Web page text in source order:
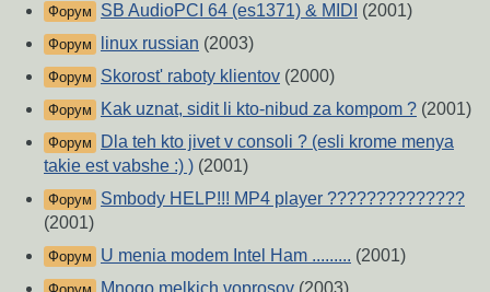
Форум SB AudioPCI 64 (es1371) & MIDI (2001)
Форум linux russian (2003)
Форум Skorost' raboty klientov (2000)
Форум Kak uznat, sidit li kto-nibud za kompom ? (2001)
Форум
Dla teh kto jivet v consoli ? (esli krome menya
takie est vabshe :) ) (2001)
Форум
Smbody HELP!!! MP4 player ??????????????
(2001)
Форум U menia modem Intel Ham ......... (2001)
Mnogo melkich voprosov (2003)